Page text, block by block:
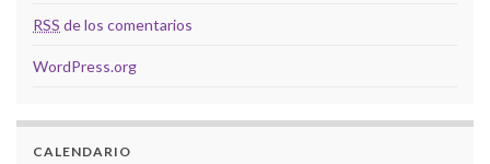
RSS de los comentarios
WordPress.org
CALENDARIO